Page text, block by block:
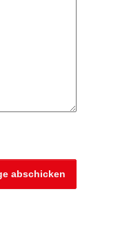
abschicken